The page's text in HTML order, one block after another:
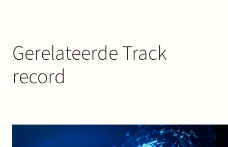
Gerelateerde Track
record